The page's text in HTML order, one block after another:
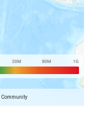
Community